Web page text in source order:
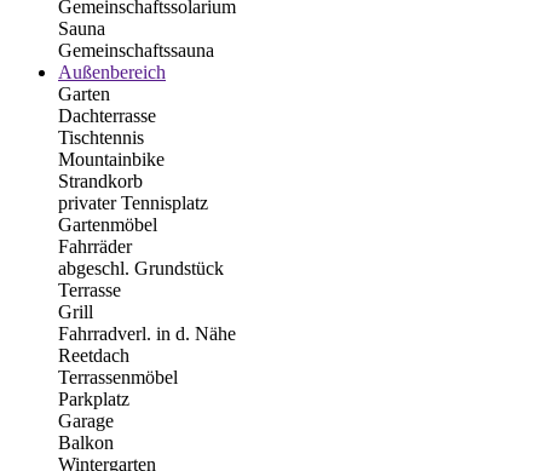
Gemeinschaftssolarium
Sauna
Gemeinschaftssauna
Außenbereich
Garten
Dachterrasse
Tischtennis
Mountainbike
Strandkorb
privater Tennisplatz
Gartenmöbel
Fahrräder
abgeschl. Grundstück
Terrasse
Grill
Fahrradverl. in d. Nähe
Reetdach
Terrassenmöbel
Parkplatz
Garage
Balkon
Wintergarten